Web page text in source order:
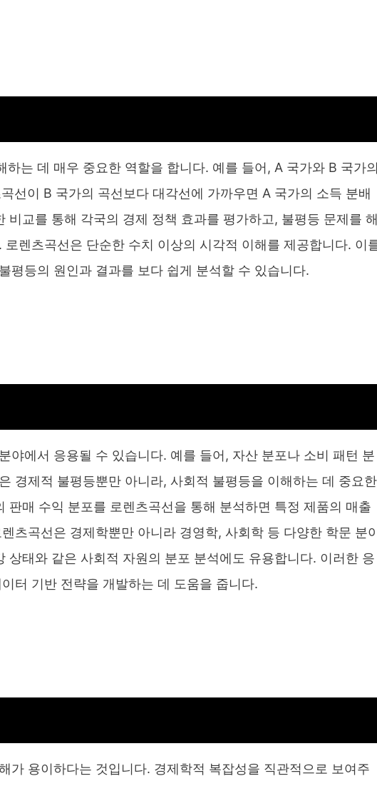
하는 데 매우 중요한 역할을 합니다. 예를 들어, A 국가와 B 국가
선이 B 국가의 곡선보다 대각선에 가까우면 A 국가의 소득 분배
비교를 통해 각국의 경제 정책 효과를 평가하고, 불평등 문제를
렌츠곡선은 단순한 수치 이상의 시각적 이해를 제공합니다. 이
평등의 원인과 결과를 보다 쉽게 분석할 수 있습니다.
야에서 응용될 수 있습니다. 예를 들어, 자산 분포나 소비 패턴 분
경제적 불평등뿐만 아니라, 사회적 불평등을 이해하는 데 중요한
판매 수익 분포를 로렌츠곡선을 통해 분석하면 특정 제품의 매출
츠곡선은 경제학뿐만 아니라 경영학, 사회학 등 다양한 학문 분
상태와 같은 사회적 자원의 분포 분석에도 유용합니다. 이러한 응
터 기반 전략을 개발하는 데 도움을 줍니다.
가 용이하다는 것입니다. 경제학적 복잡성을 직관적으로 보여주